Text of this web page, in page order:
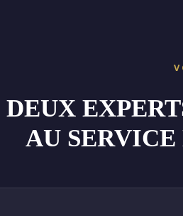
DEUX
AU SERVICE